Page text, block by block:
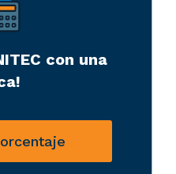
con una